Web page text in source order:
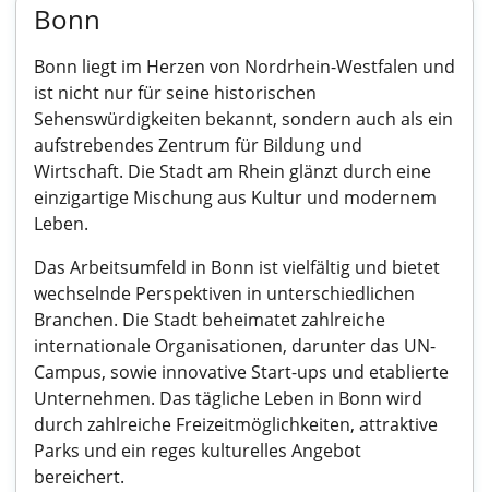
Bonn
Bonn liegt im Herzen von Nordrhein-Westfalen und
ist nicht nur für seine historischen
Sehenswürdigkeiten bekannt, sondern auch als ein
aufstrebendes Zentrum für Bildung und
Wirtschaft. Die Stadt am Rhein glänzt durch eine
einzigartige Mischung aus Kultur und modernem
Leben.
Das Arbeitsumfeld in Bonn ist vielfältig und bietet
wechselnde Perspektiven in unterschiedlichen
Branchen. Die Stadt beheimatet zahlreiche
internationale Organisationen, darunter das UN-
Campus, sowie innovative Start-ups und etablierte
Unternehmen. Das tägliche Leben in Bonn wird
durch zahlreiche Freizeitmöglichkeiten, attraktive
Parks und ein reges kulturelles Angebot
bereichert.